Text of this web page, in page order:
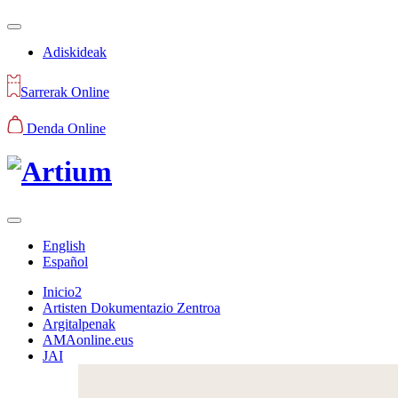
Adiskideak
Sarrerak Online
Denda Online
English
Español
Inicio2
Artisten Dokumentazio Zentroa
Argitalpenak
AMAonline.eus
JAI